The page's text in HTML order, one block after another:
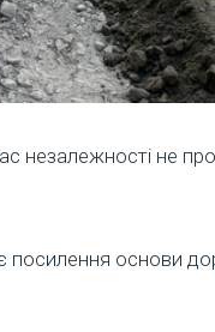
незалежності не
посилення основи